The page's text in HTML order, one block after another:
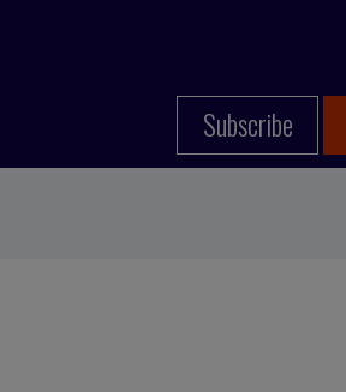
Subscribe